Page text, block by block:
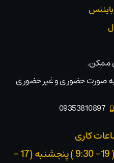
بایننس
ممکن.
به صورت حضوری و غیر حضوری
09353810897
کاری
شنبه تا چهارشنبه از ساعت ( 19- 9:30 ) پنجشنبه (17 -